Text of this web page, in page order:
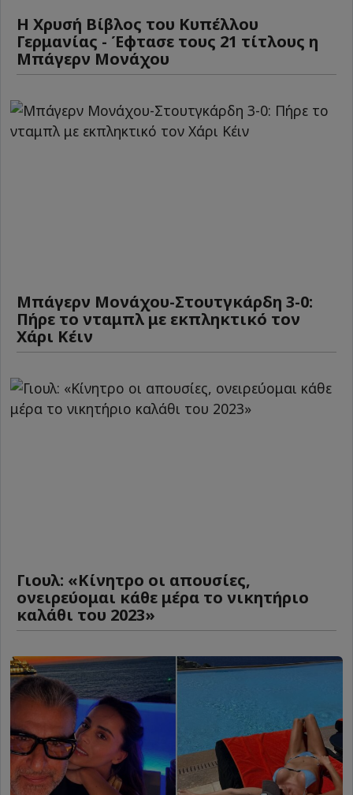
Η Χρυσή Βίβλος του Κυπέλλου
Γερμανίας - Έφτασε τους 21 τίτλους η
Μπάγερν Μονάχου
Μπάγερν Μονάχου-Στουτγκάρδη 3-0:
Πήρε το νταμπλ με εκπληκτικό τον
Χάρι Κέιν
Γιουλ: «Κίνητρο οι απουσίες,
ονειρεύομαι κάθε μέρα το νικητήριο
καλάθι του 2023»